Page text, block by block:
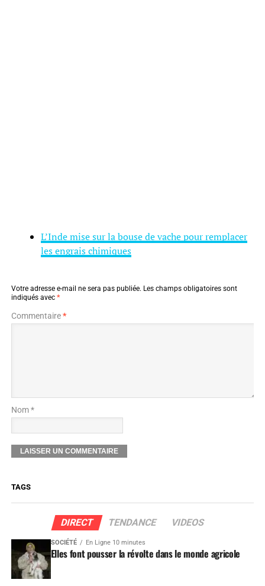
L’Inde mise sur la bouse de vache pour remplacer
les engrais chimiques
Votre adresse e-mail ne sera pas publiée. Les champs obligatoires sont
indiqués avec *
Commentaire*
Nom *
TAGS
DIRECT TENDANCE VIDEOS
SOCIÉTÉ En Ligne 10 minutes
Elles font pousser la révolte dans le monde agricole